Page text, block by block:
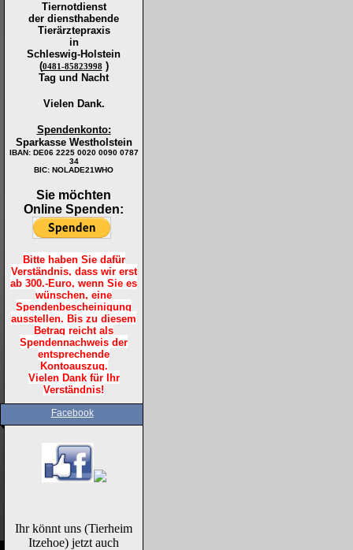
Tiernotdienst
der diensthabende
Tierärztepraxis
in
Schleswig-Holstein
(0481-85823998 )
Tag und Nacht
Vielen Dank.
Spendenkonto:
Sparkasse Westholstein
IBAN: DE06 2225 0020 0090 0787
34
BIC: NOLADE21WHO
Sie möchten
Online Spenden:
Bitte haben Sie dafür
Verständnis, dass wir erst
ab 300.-Euro, wenn Sie es
wünschen, eine
Spendenbescheinigung
ausstellen. Bis zu diesem
Betrag reicht als
Spendennachweis der
entsprechende
Kontoauszug.
Vielen Dank für Ihr
Verständnis!
Facebook
Ihr könnt uns (Tierheim
Itzehoe) jetzt auch